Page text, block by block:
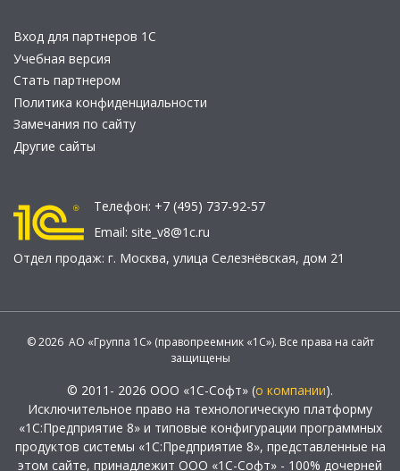
Вход для партнеров 1С
Учебная версия
Стать партнером
Политика конфиденциальности
Замечания по сайту
Другие сайты
Телефон: +7 (495) 737-92-57
Email: site_v8@1c.ru
Отдел продаж: г. Москва, улица Селезнёвская, дом 21
© 2026 АО «Группа 1С» (правопреемник «1С»). Все права на сайт
защищены
© 2011- 2026 ООО «1С-Софт» (о компании).
Исключительное право на технологическую платформу
«1С:Предприятие 8» и типовые конфигурации программных
продуктов системы «1С:Предприятие 8», представленные на
этом сайте, принадлежит ООО «1С-Софт» - 100% дочерней